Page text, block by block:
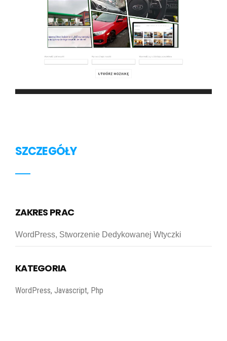
SZCZEGÓŁY
ZAKRES PRAC
WordPress, Stworzenie Dedykowanej Wtyczki
KATEGORIA
WordPress, Javascript, Php